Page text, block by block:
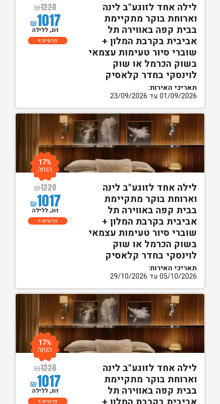
לילה אחד לזוגע"ב לינה
וארוחת בוקר מתקיימת
בבית קפה באווירה תל
אביבית בקרבת המלון +
שוברי סיור טעימות עצמאי
בשוק הכרמל או שוק
לוינסקי בחדר קלאסיק
תאריכי האירוח:
01/09/2026 עד 23/09/2026
₪1220
₪1017
זוג, ללילה
פרטים
לילה אחד לזוגע"ב לינה
וארוחת בוקר מתקיימת
בבית קפה באווירה תל
אביבית בקרבת המלון +
שוברי סיור טעימות עצמאי
בשוק הכרמל או שוק
לוינסקי בחדר קלאסיק
תאריכי האירוח:
05/10/2026 עד 29/10/2026
₪1220
₪1017
17%
הנחה
זוג, ללילה
פרטים
לילה אחד לזוגע"ב לינה
וארוחת בוקר מתקיימת
בבית קפה באווירה תל
₪1220
₪1017
17%
הנחה
זוג, ללילה
פרטים